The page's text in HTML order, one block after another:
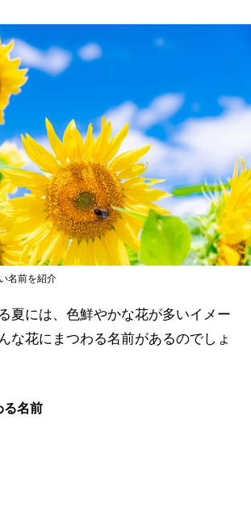
名前を紹介
夏には、色鮮やかな花が多いイメー
な花にまつわる名前があるのでしょ
る名前